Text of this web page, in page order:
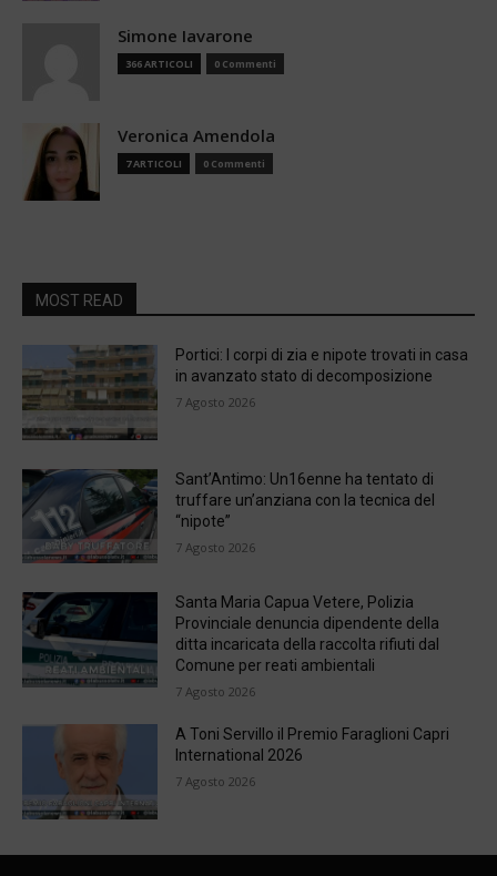
Simone Iavarone
366 ARTICOLI 0 Commenti
Veronica Amendola
7 ARTICOLI 0 Commenti
MOST READ
Portici: I corpi di zia e nipote trovati in casa
in avanzato stato di decomposizione
7 Agosto 2026
Sant’Antimo: Un16enne ha tentato di
truffare un’anziana con la tecnica del
“nipote”
7 Agosto 2026
Santa Maria Capua Vetere, Polizia
Provinciale denuncia dipendente della
ditta incaricata della raccolta rifiuti dal
Comune per reati ambientali
7 Agosto 2026
A Toni Servillo il Premio Faraglioni Capri
International 2026
7 Agosto 2026